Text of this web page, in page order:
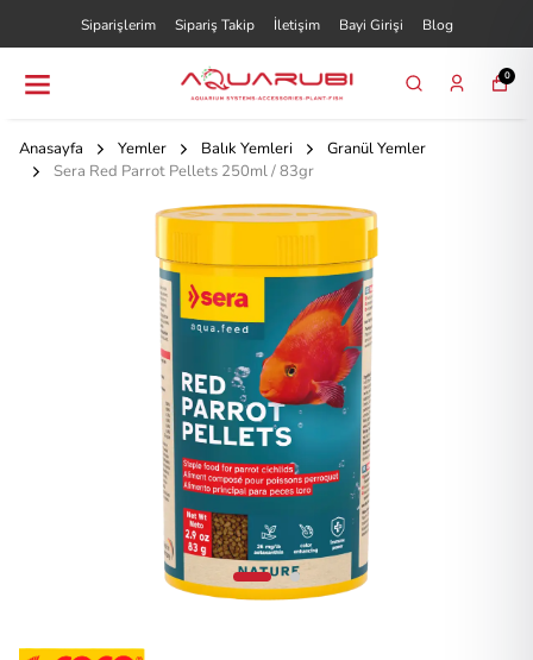
Siparişlerim Sipariş Takip İletişim Bayi Girişi Blog
0
Anasayfa Yemler Balık Yemleri
Granül Yemler
Sera Red Parrot Pellets 250ml / 83gr